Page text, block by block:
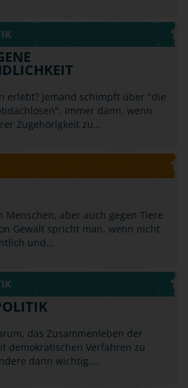
erlebt? Jemand schimpft über "die
Immer dann, wenn
Zugehörigkeit zu…
Menschen, aber auch gegen Tiere
Gewalt spricht man, wenn nicht
und…
das Zusammenleben der
demokratischen Verfahren zu
dann wichtig,…